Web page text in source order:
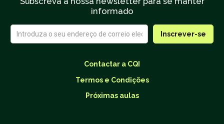
informado
Contactar a CQI
Termos e Condições
Próximas aulas